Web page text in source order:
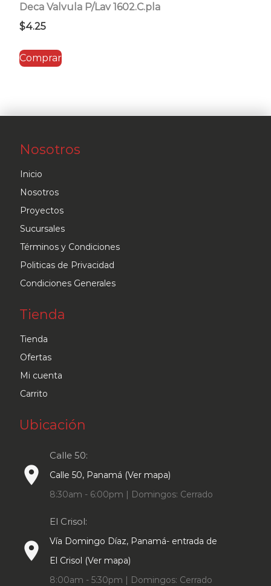
Deca Valvula P/Lav 1602.C.pla
$4.25
Comprar
Nosotros
Inicio
Nosotros
Proyectos
Sucursales
Términos y Condiciones
Politicas de Privacidad
Condiciones Generales
Tienda
Tienda
Ofertas
Mi cuenta
Carrito
Ubicación
place
Calle 50:
Calle 50, Panamá (Ver mapa)
8:30am - 6:00pm | Domingos: Cerrado
place
El Crisol:
Vía Domingo Díaz, Panamá- entrada de
El Crisol (Ver mapa)
8:00am - 5:30pm | Domingos: Cerrado